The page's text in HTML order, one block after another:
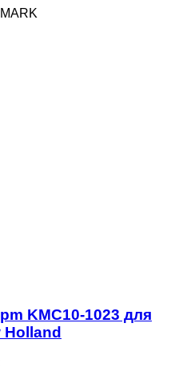
KMC10-1023 для
Holland